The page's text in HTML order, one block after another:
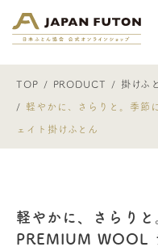
TOP PRODUCT 掛けふ
軽やかに、さらりと。季節
ェイト掛けふとん
軽やかに、さらりと
PREMIUM WOOL